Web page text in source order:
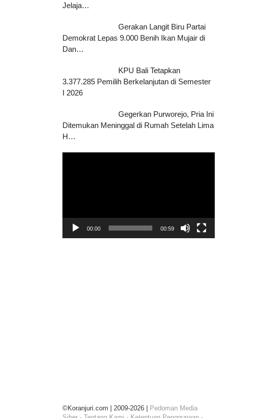
Jelaja…
Gerakan Langit Biru Partai
Demokrat Lepas 9.000 Benih Ikan Mujair di
Dan…
KPU Bali Tetapkan
3.377.285 Pemilih Berkelanjutan di Semester
I 2026
Gegerkan Purworejo, Pria Ini
Ditemukan Meninggal di Rumah Setelah Lima
H…
00:00 00:59
©Koranjuri.com | 2009-2026 | Pedoman Media